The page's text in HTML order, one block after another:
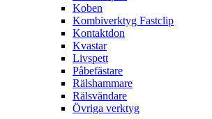
Koben
Kombiverktyg Fastclip
Kontaktdon
Kvastar
Livspett
Påbefästare
Rälshammare
Rälsvändare
Övriga verktyg